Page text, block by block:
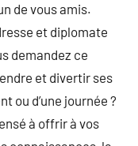
de vous amis.
et diplomate
demandez ce
et divertir ses
ou d’une journée ?
à offrir à vos